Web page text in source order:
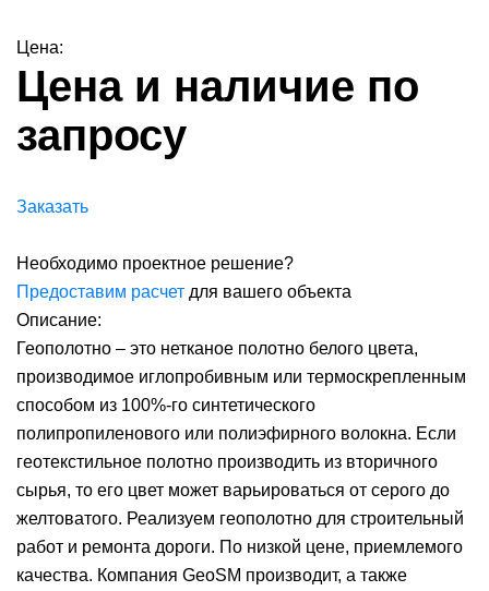
Цена:
Цена и наличие по
запросу
Заказать
Необходимо проектное решение?
Предоставим расчет для вашего объекта
Описание:
Геополотно – это нетканое полотно белого цвета,
производимое иглопробивным или термоскрепленным
способом из 100%-го синтетического
полипропиленового или полиэфирного волокна. Если
геотекстильное полотно производить из вторичного
сырья, то его цвет может варьироваться от серого до
желтоватого. Реализуем геополотно для строительный
работ и ремонта дороги. По низкой цене, приемлемого
качества. Компания GeoSM производит, а также